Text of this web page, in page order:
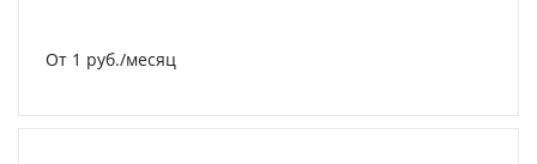
От 1 руб./месяц